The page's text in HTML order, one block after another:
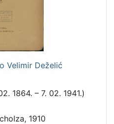
Velimir Deželić
1864. – 7. 02. 1941.)
1910